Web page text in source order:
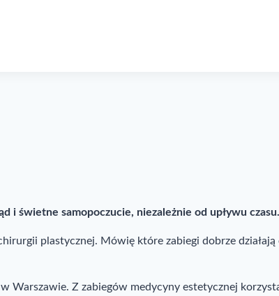
i świetne samopoczucie, niezależnie od upływu czasu.
plastycznej. Mówię które zabiegi dobrze
Z zabiegów medycyny estetycznej